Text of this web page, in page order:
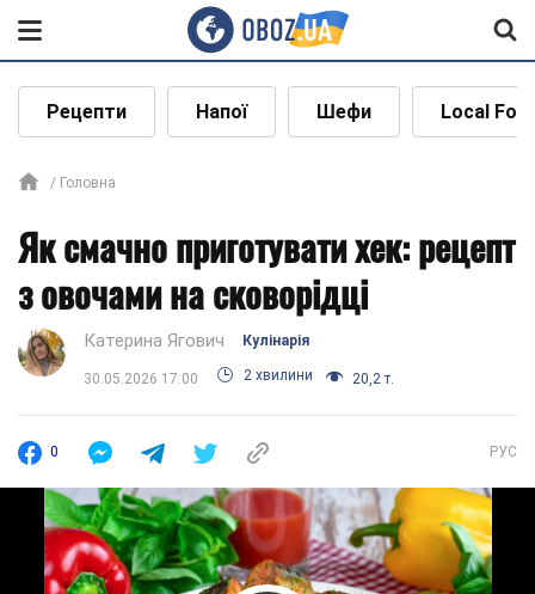
Рецепти Напої Шефи Local
Головна
Як смачно приготувати хек: рецепт
з овочами на сковорідці
Катерина Ягович Кулінарія
30.05.2026 17:00 2 хвилини 20,2 т.
0 РУС